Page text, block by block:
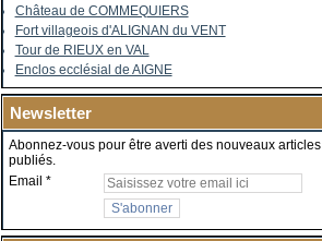
Château de COMMEQUIERS
Fort villageois d'ALIGNAN du VENT
Tour de RIEUX en VAL
Enclos ecclésial de AIGNE
Newsletter
Abonnez-vous pour être averti des nouveaux articles
publiés.
Email